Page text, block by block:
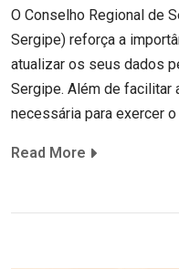
O Conselho Regional de
Sergipe) reforça a
atualizar os seus dados
Sergipe. Além de facilitar
necessária para exercer
Read More